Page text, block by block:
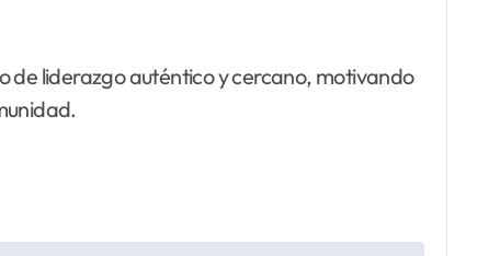
de liderazgo auténtico y cercano, motivando